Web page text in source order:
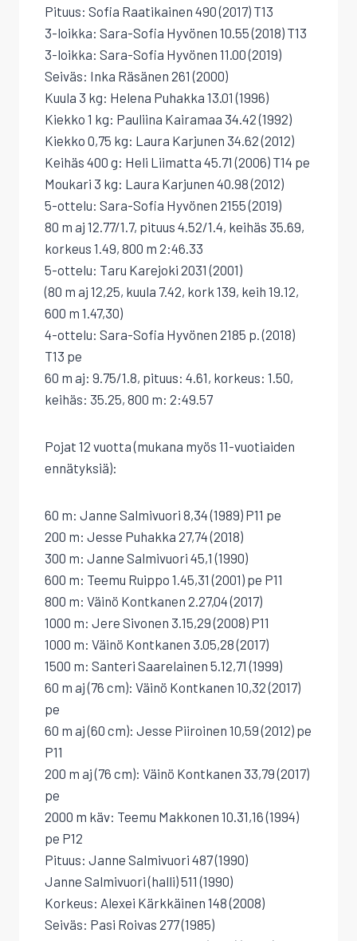
Pituus: Sofia Raatikainen 490 (2017) T13
3-loikka: Sara-Sofia Hyvönen 10.55 (2018) T13
3-loikka: Sara-Sofia Hyvönen 11.00 (2019)
Seiväs: Inka Räsänen 261 (2000)
Kuula 3 kg: Helena Puhakka 13.01 (1996)
Kiekko 1 kg: Pauliina Kairamaa 34.42 (1992)
Kiekko 0,75 kg: Laura Karjunen 34.62 (2012)
Keihäs 400 g: Heli Liimatta 45.71 (2006) T14 pe
Moukari 3 kg: Laura Karjunen 40.98 (2012)
5-ottelu: Sara-Sofia Hyvönen 2155 (2019)
80 m aj 12.77/1.7, pituus 4.52/1.4, keihäs 35.69,
korkeus 1.49, 800 m 2:46.33
5-ottelu: Taru Karejoki 2031 (2001)
(80 m aj 12,25, kuula 7.42, kork 139, keih 19.12,
600 m 1.47,30)
4-ottelu: Sara-Sofia Hyvönen 2185 p. (2018)
T13 pe
60 m aj: 9.75/1.8, pituus: 4.61, korkeus: 1.50,
keihäs: 35.25, 800 m: 2:49.57
Pojat 12 vuotta (mukana myös 11-vuotiaiden
ennätyksiä):
60 m: Janne Salmivuori 8,34 (1989) P11 pe
200 m: Jesse Puhakka 27,74 (2018)
300 m: Janne Salmivuori 45,1 (1990)
600 m: Teemu Ruippo 1.45,31 (2001) pe P11
800 m: Väinö Kontkanen 2.27,04 (2017)
1000 m: Jere Sivonen 3.15,29 (2008) P11
1000 m: Väinö Kontkanen 3.05,28 (2017)
1500 m: Santeri Saarelainen 5.12,71 (1999)
60 m aj (76 cm): Väinö Kontkanen 10,32 (2017)
pe
60 m aj (60 cm): Jesse Piiroinen 10,59 (2012) pe
P11
200 m aj (76 cm): Väinö Kontkanen 33,79 (2017)
pe
2000 m käv: Teemu Makkonen 10.31,16 (1994)
pe P12
Pituus: Janne Salmivuori 487 (1990)
Janne Salmivuori (halli) 511 (1990)
Korkeus: Alexei Kärkkäinen 148 (2008)
Seiväs: Pasi Roivas 277 (1985)